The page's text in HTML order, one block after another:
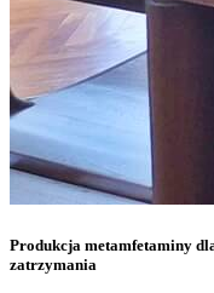
Produkcja metamfetaminy
zatrzymania